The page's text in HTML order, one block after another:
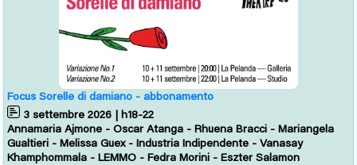
Focus Sorelle di damiano - abbonamento
3 settembre 2026 | h18-22
Annamaria Ajmone - Oscar Atanga - Rhuena Bracci - Mariangela
Gualtieri - Melissa Guex - Industria Indipendente - Vanasay
Khamphommala - LEMMO - Fedra Morini - Eszter Salamon